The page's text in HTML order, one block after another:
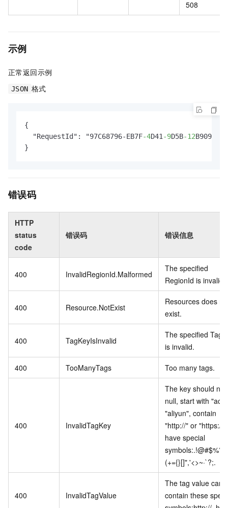
508
示例
正常返回示例
JSON 格式
{
  "RequestId": "97C68796-EB7F
-4D41 -9D5B-12
}
错误码
HTTP
status
code
错误码 错误信息
400 InvalidRegionId.Malformed
The specified
RegionId is invalid.
400 Resource.NotExist
Resources does
exist.
400 TagKeyIsInvalid
The specified
is invalid.
400 TooManyTags Too many tags.
400 InvalidTagKey
The key should
null, start with
"aliyun", contain
"http://" or "https://"
have special
symbols:.!@#$%?/
(+={}[]",'<>~·`?;.
400 InvalidTagValue
The tag value
contain these